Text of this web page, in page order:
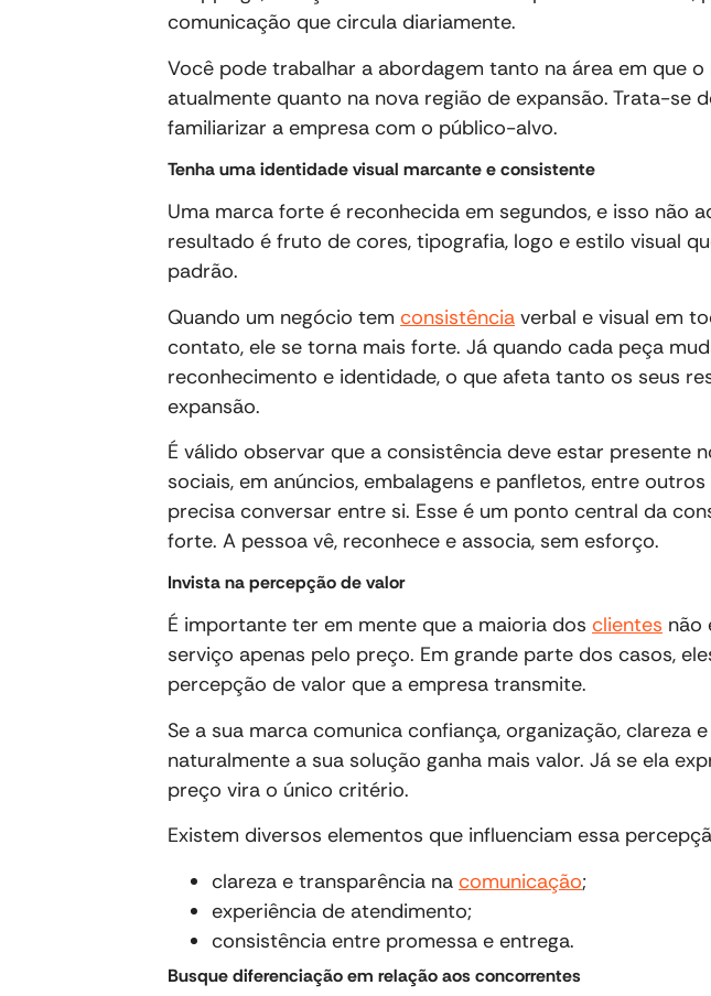
comunicação que circula diariamente.
Você pode trabalhar a abordagem tanto na área em que
atualmente quanto na nova região de expansão. Trata-se
familiarizar a empresa com o público-alvo.
Tenha uma identidade visual marcante e consistente
Uma marca forte é reconhecida em segundos, e isso não
resultado é fruto de cores, tipografia, logo e estilo visual
padrão.
Quando um negócio tem consistência verbal e visual em
contato, ele se torna mais forte. Já quando cada peça
reconhecimento e identidade, o que afeta tanto os seus
expansão.
É válido observar que a consistência deve estar presente
sociais, em anúncios, embalagens e panfletos, entre outros
precisa conversar entre si. Esse é um ponto central da
forte. A pessoa vê, reconhece e associa, sem esforço.
Invista na percepção de valor
É importante ter em mente que a maioria dos clientes não
serviço apenas pelo preço. Em grande parte dos casos,
percepção de valor que a empresa transmite.
Se a sua marca comunica confiança, organização, clareza
naturalmente a sua solução ganha mais valor. Já se ela
preço vira o único critério.
Existem diversos elementos que influenciam essa
clareza e transparência na comunicação;
experiência de atendimento;
consistência entre promessa e entrega.
Busque diferenciação em relação aos concorrentes